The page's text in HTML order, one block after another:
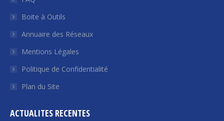
une
nouvelle
fenêtre
une
nouvelle
fenêtre
une
nouvelle
fenêtre
une
nouvelle
fenêtre
nouvelle
fenêtre
Boite à Outils
Annuaire des Réseaux
Mentions Légales
Politique de Confidentialité
Plan du Site
ACTUALITES RECENTES